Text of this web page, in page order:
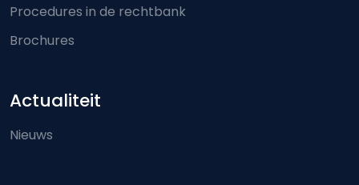
Procedures in de rechtbank
Brochures
Actualiteit
Nieuws